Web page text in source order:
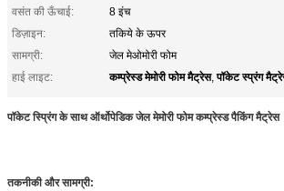
वसंत की ऊँचाई:
8 इंच
डिज़ाइन:
तकिये के ऊपर
सामग्री:
जेल मेओमोरी फोम
हाई लाइट:
कम्प्रेस्ड मेमोरी फोम मैट्रेस,पॉकेट स्प्रंग
पॉकेट स्प्रिंग के साथ ऑर्थोपेडिक जेल मेमोरी फोम कम्प्रेस्ड पैकिंग मैट्रेस
तकनीकी और सामग्री: